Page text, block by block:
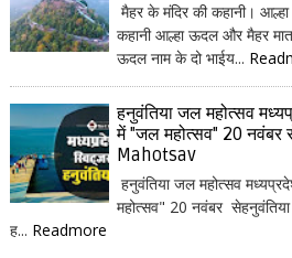
मैहर के मंदिर की कहानी।
कहानी आल्हा ऊदल और मैहर
ऊदल नाम के दो भाईय...
हनुवंतिया जल महोत्सव
में "जल महोत्सव" 20
Mahotsav
हनुवंतिया जल महोत्सव
महोत्सव" 20 नवंबर
ह... Readmore